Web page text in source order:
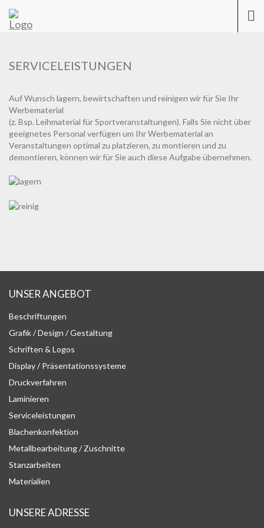
SERVICELEISTUNGEN
Auf Wunsch lagern, bewirtschaften und reinigen wir für Sie Ihr
Werbematerial
(z. Bsp. Leihmaterial für Sportveranstaltungen). Falls Sie nicht über
geeignetes Personal verfügen um Ihr Werbematerial an
Veranstaltungen optimal zu platzieren, zu montieren und zu
demontieren, können wir für Sie auch diese Aufgabe übernehmen.
UNSER ANGEBOT
Beschriftungen
Grafik / Design / Gestaltung
Schriften & Logos
Display / Präsentationssysteme
Druckverfahren
Laminieren
Serviceleistungen
Blachenkonfektion
Metallbearbeitung / Zuschnitte
Stanzarbeiten
Materialien
UNSERE ADRESSE